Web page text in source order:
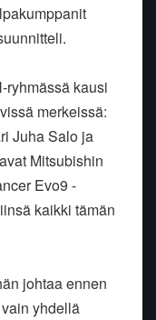
ryhmässä kausi
merkeissä:
Juha Salo ja
Mitsubishin
Evo9 -
kaikki tämän
johtaa ennen
yhdellä